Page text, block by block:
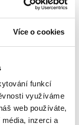
Více o cookies
funkcí
využíváme
web používáte,
inzerci a